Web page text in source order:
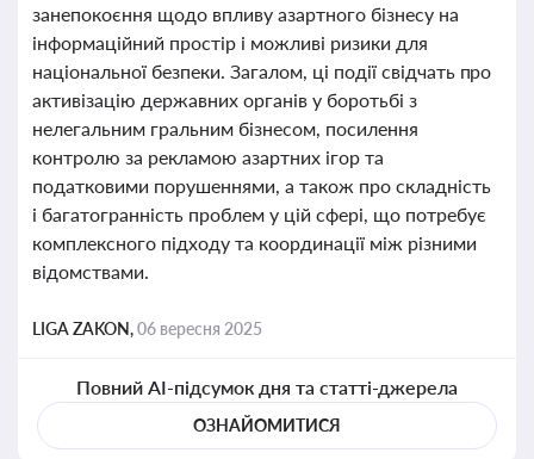
занепокоєння щодо впливу азартного бізнесу на
інформаційний простір і можливі ризики для
національної безпеки. Загалом, ці події свідчать про
активізацію державних органів у боротьбі з
нелегальним гральним бізнесом, посилення
контролю за рекламою азартних ігор та
податковими порушеннями, а також про складність
і багатогранність проблем у цій сфері, що потребує
комплексного підходу та координації між різними
відомствами.
LIGA ZAKON,06 вересня 2025
Повний AI-підсумок дня та статті-джерела
ОЗНАЙОМИТИСЯ